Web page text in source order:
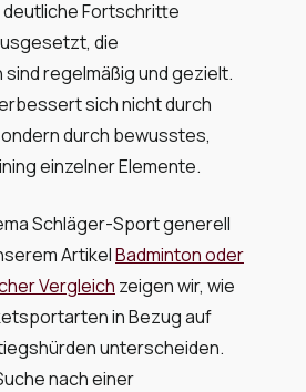
Fortschritte
die
regelmäßig und gezielt.
sich nicht durch
durch bewusstes,
einzelner Elemente.
Schläger-Sport generell
ArtikelBadminton oder
Vergleich zeigen wir, wie
in Bezug auf
unterscheiden.
nach einer